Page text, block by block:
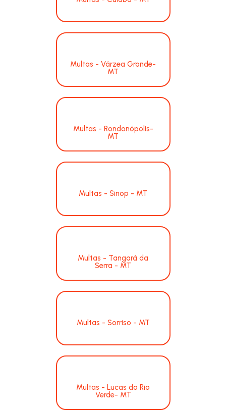
Multas - Várzea Grande-
MT
Multas - Rondonópolis-
MT
Multas - Sinop - MT
Multas - Tangará da
Serra - MT
Multas - Sorriso - MT
Multas - Lucas do Rio
Verde- MT